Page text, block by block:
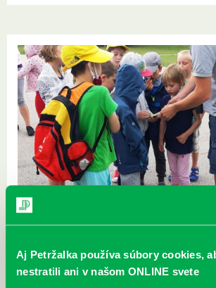
Aj Petržalka používa súbory cookies,
nestratili ani v našom ONLINE svete